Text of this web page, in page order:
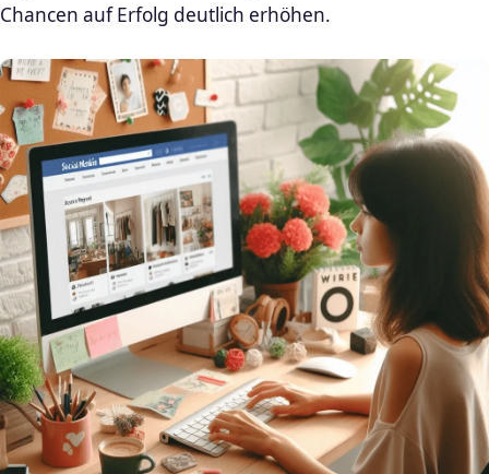
Chancen auf Erfolg deutlich erhöhen.